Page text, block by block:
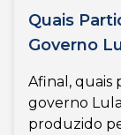
Quais
Governo
Afinal, quais
governo
produzido